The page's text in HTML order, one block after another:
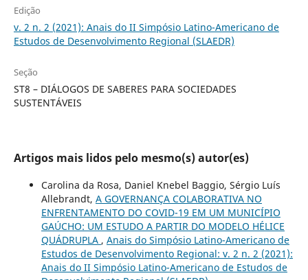
Edição
v. 2 n. 2 (2021): Anais do II Simpósio Latino-Americano de
Estudos de Desenvolvimento Regional (SLAEDR)
Seção
ST8 – DIÁLOGOS DE SABERES PARA SOCIEDADES
SUSTENTÁVEIS
Artigos mais lidos pelo mesmo(s) autor(es)
Carolina da Rosa, Daniel Knebel Baggio, Sérgio Luís
Allebrandt, A GOVERNANÇA COLABORATIVA NO
ENFRENTAMENTO DO COVID-19 EM UM MUNICÍPIO
GAÚCHO: UM ESTUDO A PARTIR DO MODELO HÉLICE
QUÁDRUPLA , Anais do Simpósio Latino-Americano de
Estudos de Desenvolvimento Regional: v. 2 n. 2 (2021):
Anais do II Simpósio Latino-Americano de Estudos de